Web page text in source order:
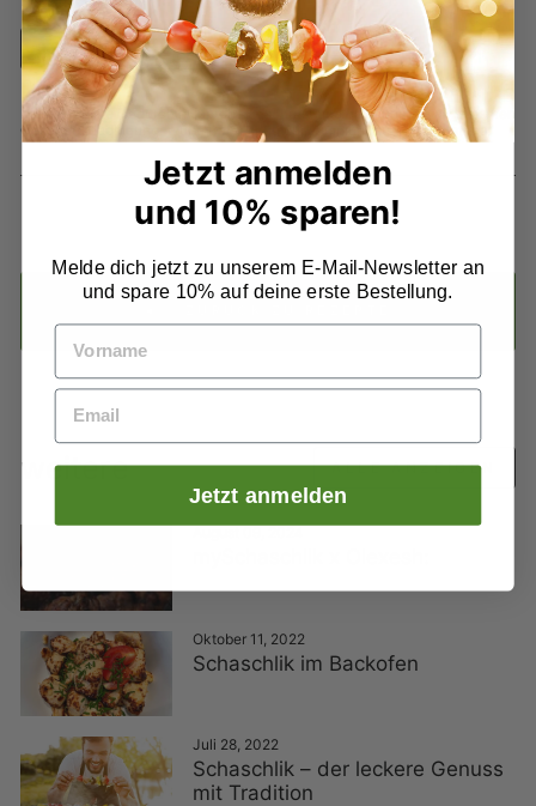
KOMMENTAR POSTEN
Diese Website ist durch hCaptcha geschützt und es gelten die
allgemeinen
Geschäftsbedingungen
und Datenschutzbestimmungenvon hCaptcha.
weitere ALLE ANZEIGEN
Oktober 11, 2022
Schaschlik im Backofen
Juli 28, 2022
Schaschlik – der leckere Genuss
mit Tradition
Jetzt anmelden
und 10% sparen!
Melde dich jetzt zu unserem E-Mail-Newsletter an
und spare 10% auf deine erste Bestellung.
Jetzt anmelden